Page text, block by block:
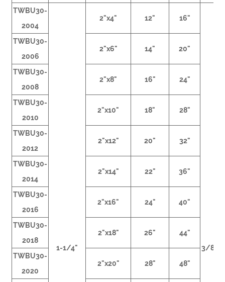
TWBU30-
2004
1-1/4"
2"x4" 12" 16"
3/
TWBU30-
2006
2"x6" 14" 20"
TWBU30-
2008
2"x8" 16" 24"
TWBU30-
2010
2"x10" 18" 28"
TWBU30-
2012
2"x12" 20" 32"
TWBU30-
2014
2"x14" 22" 36"
TWBU30-
2016
2"x16" 24" 40"
TWBU30-
2018
2"x18" 26" 44"
TWBU30-
2020
2"x20" 28" 48"